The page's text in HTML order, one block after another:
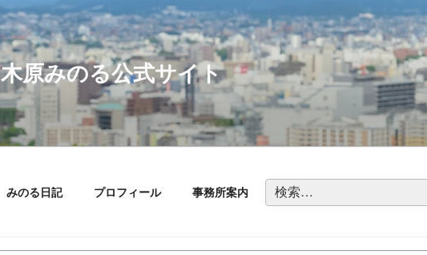
木原みのる公式サイト
みのる日記 プロフィール 事務所案内
検
索: